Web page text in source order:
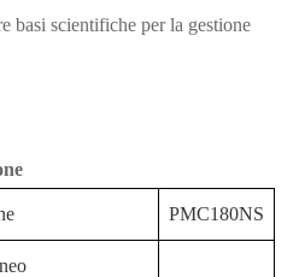
basi scientifiche per la gestione
PMC180NS